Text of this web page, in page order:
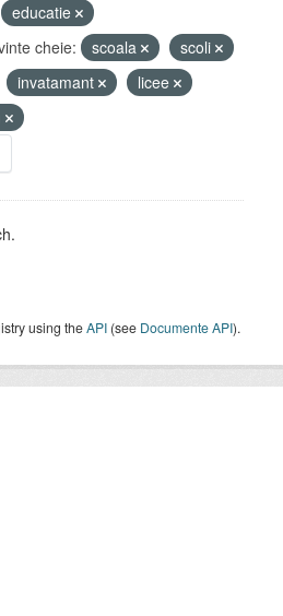
educatie
cheie: scoala
scoli
invatamant
licee
using theAPI (see Documente API).